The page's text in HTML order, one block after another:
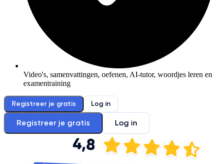
Video's, samenvattingen, oefenen, AI-tutor, woordjes leren en
examentraining
Registreer je gratis Log in
Registreer je gratis Log in